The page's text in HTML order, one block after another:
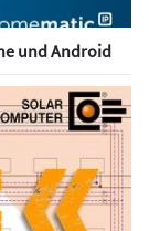
und Android